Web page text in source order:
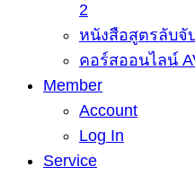
2
หนังสือสูตรลับจั
คอร์สออนไลน์
Member
Account
Log In
Service